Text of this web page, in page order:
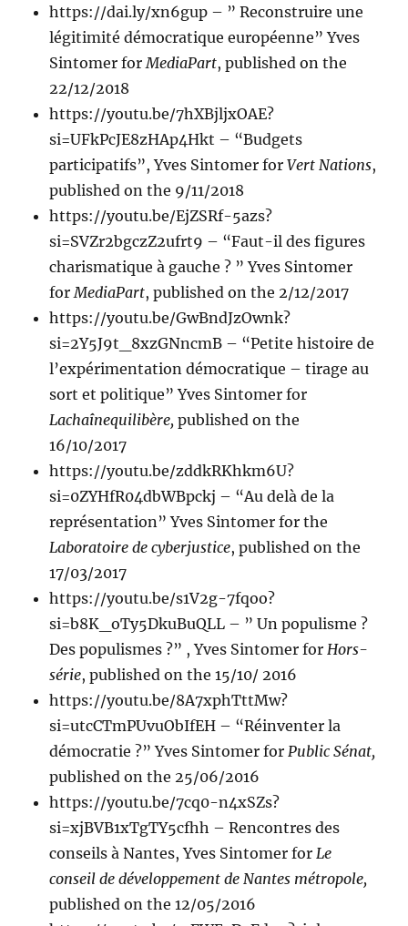
https://dai.ly/xn6gup – ” Reconstruire une
légitimité démocratique européenne” Yves
Sintomer forMediaPart, published on the
22/12/2018
https://youtu.be/7hXBjljxOAE?
si=UFkPcJE8zHAp4Hkt – “Budgets
participatifs”, Yves Sintomer forVert Nations,
published on the 9/11/2018
https://youtu.be/EjZSRf-5azs?
si=SVZr2bgczZ2ufrt9 – “Faut-il des figures
charismatique à gauche ? ” Yves Sintomer
forMediaPart, published on the 2/12/2017
https://youtu.be/GwBndJzOwnk?
si=2Y5J9t_8xzGNncmB – “Petite histoire de
l’expérimentation démocratique – tirage au
sort et politique” Yves Sintomer for
Lachaînequilibère,published on the
16/10/2017
https://youtu.be/zddkRKhkm6U?
si=0ZYHfR04dbWBpckj – “Au delà de la
représentation” Yves Sintomer for the
Laboratoire de cyberjustice, published on the
17/03/2017
https://youtu.be/s1V2g-7fqoo?
si=b8K_oTy5DkuBuQLL – ” Un populisme ?
Des populismes ?” , Yves Sintomer forHors-
série, published on the 15/10/ 2016
https://youtu.be/8A7xphTttMw?
si=utcCTmPUvuObIfEH – “Réinventer la
démocratie ?” Yves Sintomer forPublic Sénat,
published on the 25/06/2016
https://youtu.be/7cq0-n4xSZs?
si=xjBVB1xTgTY5cfhh – Rencontres des
conseils à Nantes, Yves Sintomer forLe
conseil de développement de Nantes métropole,
published on the 12/05/2016